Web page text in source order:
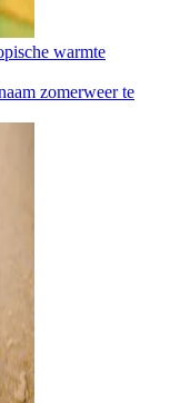
warmte
zomerweer te